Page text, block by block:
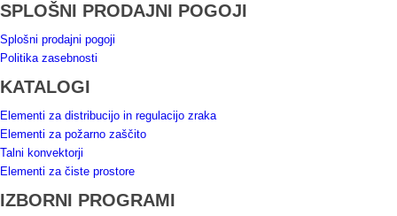
SPLOŠNI PRODAJNI POGOJI
Splošni prodajni pogoji
Politika zasebnosti
KATALOGI
Elementi za distribucijo in regulacijo zraka
Elementi za požarno zaščito
Talni konvektorji
Elementi za čiste prostore
IZBORNI PROGRAMI